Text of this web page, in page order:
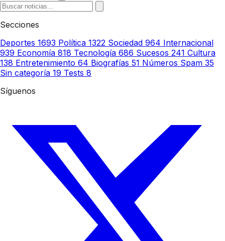
Secciones
Deportes 1693 Política 1322 Sociedad 964 Internacional
939 Economía 818 Tecnología 686 Sucesos 241 Cultura
138 Entretenimiento 64 Biografías 51 Números Spam 35
Sin categoría 19 Tests 8
Síguenos